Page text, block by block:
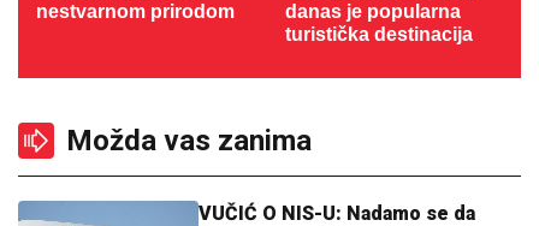
nestvarnom prirodom
danas je popularna
turistička destinacija
Možda vas zanima
VUČIĆ O NIS-U: Nadamo se da